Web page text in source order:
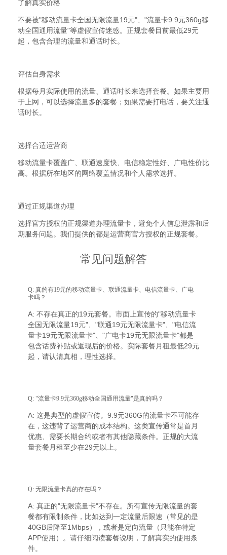
了解真实价格
不要被"移动流量卡全国无限流量19元"、"流量卡9.9元360g移
动全国通用流量"等虚假宣传迷惑。正规套餐目前最低29元
起，包含合理的流量和通话时长。
评估自身需求
根据每月实际使用的流量、通话时长来选择套餐。如果主要用
于上网，可以选择流量多的套餐；如果需要打电话，要关注通
话时长。
选择合适运营商
移动流量卡覆盖广、联通速度快、电信稳定性好、广电性价比
高。根据所在地区的网络覆盖情况和个人需求选择。
通过正规渠道办理
选择官方授权的正规渠道办理流量卡，避免个人信息泄露和后
期服务问题。我们提供的都是运营商官方授权的正规套餐。
常见问题解答
Q: 真的有19元的移动流量卡、联通流量卡、电信流量卡、广电
卡吗？
A: 不存在真正的19元套餐。市面上宣传的"移动流量卡
全国无限流量19元"、"联通19元无限流量卡"、"电信流
量卡19元无限流量卡"、"广电卡19元无限流量卡"都是
包含话费补贴或返现后的价格。实际套餐月租最低29元
起，请认清真相，理性选择。
Q: "流量卡9.9元360g移动全国通用流量"是真的吗？
A: 这是典型的虚假宣传。9.9元360G的流量卡不可能存
在，这违背了运营商的成本结构。这类宣传通常是首月
优惠、需要长期合约或者有其他隐藏条件。正规的大流
量套餐月租至少在29元以上。
Q: 无限流量卡真的存在吗？
A: 真正的"无限流量卡"不存在。所有宣传无限流量的套
餐都有限制条件，比如达到一定流量后限速（常见的是
40GB后降至1Mbps），或者是定向流量（只能在特定
APP使用）。请仔细阅读套餐说明，了解真实的使用条
件。